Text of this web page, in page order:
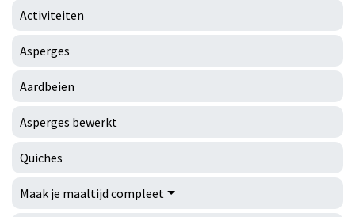
Activiteiten
Asperges
Aardbeien
Asperges bewerkt
Quiches
Maak je maaltijd compleet